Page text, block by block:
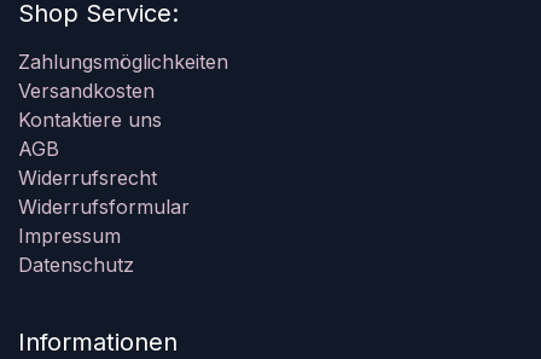
Shop Service:
Zahlungsmöglichkeiten
Versandkosten
Kontaktiere uns
AGB
Widerrufsrecht
Widerrufsformular
Impressum
Datenschutz
Informationen